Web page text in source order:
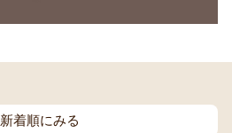
新着順にみる